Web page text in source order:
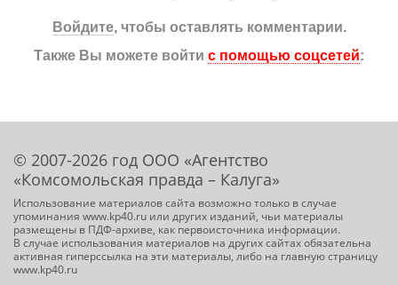
Войдите, чтобы оставлять комментарии.
Также Вы можете войти с помощью соцсетей:
© 2007-2026 год ООО «Агентство
«Комсомольская правда – Калуга»
Использование материалов сайта возможно только в случае
упоминания www.kp40.ru или других изданий, чьи материалы
размещены в ПДФ-архиве, как первоисточника информации.
В случае использования материалов на других сайтах обязательна
активная гиперссылка на эти материалы, либо на главную страницу
www.kp40.ru